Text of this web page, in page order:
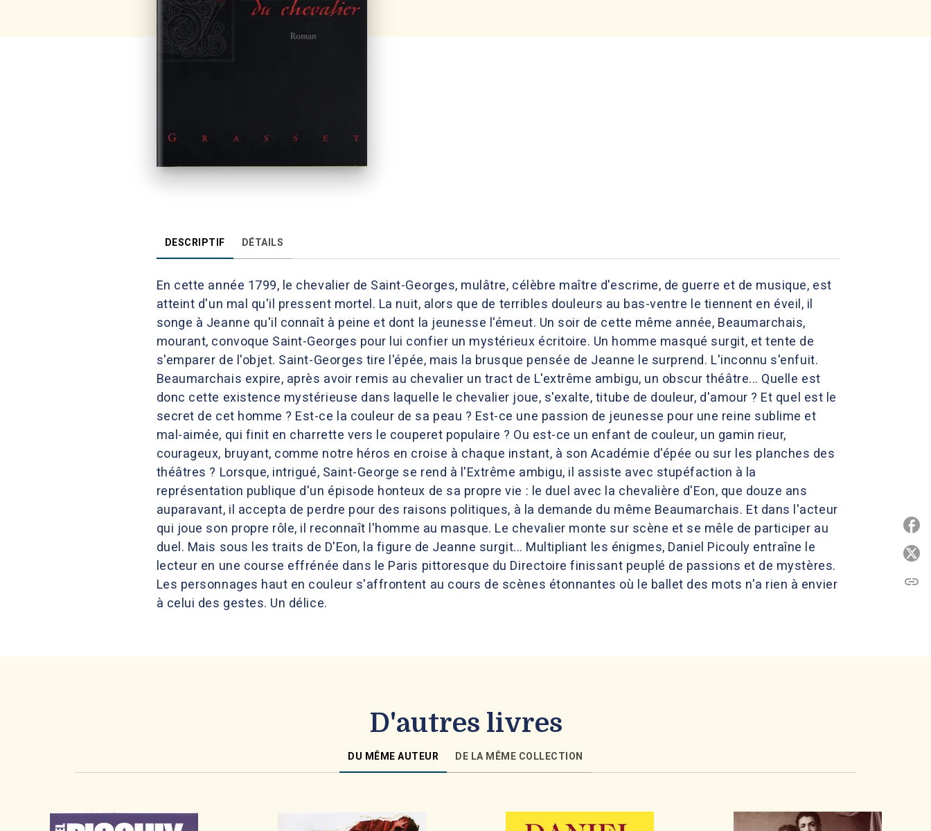
DESCRIPTIF DÉTAILS
En cette année 1799, le chevalier de Saint-Georges, mulâtre, célèbre maître d'escrime, de guerre et de musique, est
atteint d'un mal qu'il pressent mortel. La nuit, alors que de terribles douleurs au bas-ventre le tiennent en éveil, il
songe à Jeanne qu'il connaît à peine et dont la jeunesse l'émeut. Un soir de cette même année, Beaumarchais,
mourant, convoque Saint-Georges pour lui confier un mystérieux écritoire. Un homme masqué surgit, et tente de
s'emparer de l'objet. Saint-Georges tire l'épée, mais la brusque pensée de Jeanne le surprend. L'inconnu s'enfuit.
Beaumarchais expire, après avoir remis au chevalier un tract de L'extrême ambigu, un obscur théâtre... Quelle est
donc cette existence mystérieuse dans laquelle le chevalier joue, s'exalte, titube de douleur, d'amour ? Et quel est le
secret de cet homme ? Est-ce la couleur de sa peau ? Est-ce une passion de jeunesse pour une reine sublime et
mal-aimée, qui finit en charrette vers le couperet populaire ? Ou est-ce un enfant de couleur, un gamin rieur,
courageux, bruyant, comme notre héros en croise à chaque instant, à son Académie d'épée ou sur les planches des
théâtres ? Lorsque, intrigué, Saint-George se rend à l'Extrême ambigu, il assiste avec stupéfaction à la
représentation publique d'un épisode honteux de sa propre vie : le duel avec la chevalière d'Eon, que douze ans
auparavant, il accepta de perdre pour des raisons politiques, à la demande du même Beaumarchais. Et dans l'acteur
qui joue son propre rôle, il reconnaît l'homme au masque. Le chevalier monte sur scène et se mêle de participer au
duel. Mais sous les traits de D'Eon, la figure de Jeanne surgit... Multipliant les énigmes, Daniel Picouly entraîne le
lecteur en une course effrénée dans le Paris pittoresque du Directoire finissant peuplé de passions et de mystères.
Les personnages haut en couleur s'affrontent au cours de scènes étonnantes où le ballet des mots n'a rien à envier
à celui des gestes. Un délice.
D'autres livres
DU MÊME AUTEUR DE LA MÊME COLLECTION
link